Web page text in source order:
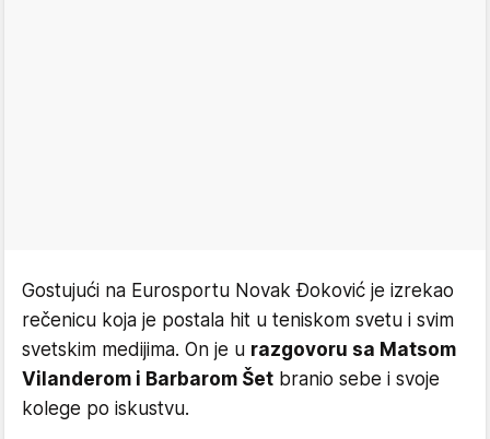
Gostujući na Eurosportu Novak Đoković je izrekao
rečenicu koja je postala hit u teniskom svetu i svim
svetskim medijima. On je u razgovoru sa Matsom
Vilanderom i Barbarom Šet branio sebe i svoje
kolege po iskustvu.